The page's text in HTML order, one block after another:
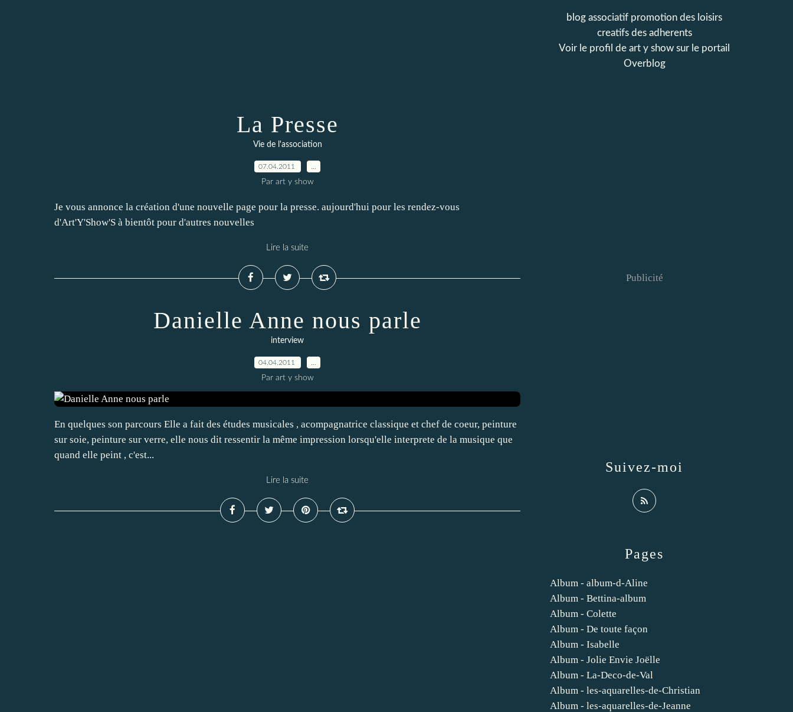
La Presse
Vie de l'association
07.04.2011
Par art y show
Je vous annonce la création d'une nouvelle page pour la presse. aujourd'hui pour les rendez-vous
d'Art'Y'Show'S à bientôt pour d'autres nouvelles
Lire la suite
Danielle Anne nous parle
interview
04.04.2011
Par art y show
En quelques son parcours Elle a fait des études musicales , acompagnatrice classique et chef de coeur, peinture
sur soie, peinture sur verre, elle nous dit ressentir la même impression lorsqu'elle interprete de la musique que
quand elle peint , c'est...
Lire la suite
Pages
Album - album-d-Aline
Album - Bettina-album
Album - Colette
Album - De toute façon
Album - Isabelle
Album - Jolie Envie Joëlle
Album - La-Deco-de-Val
Album - les-aquarelles-de-Christian
Album - les-aquarelles-de-Jeanne
blog associatif promotion des loisirs
creatifs des adherents
Voir le profil de art y show sur le portail
Overblog
Suivez-moi
Publicité